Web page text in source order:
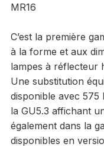
MR16
C’est la première
à la forme et aux
lampes à réflecteur
Une substitution
disponible avec
la GU5.3 affichant
également dans la
disponibles en